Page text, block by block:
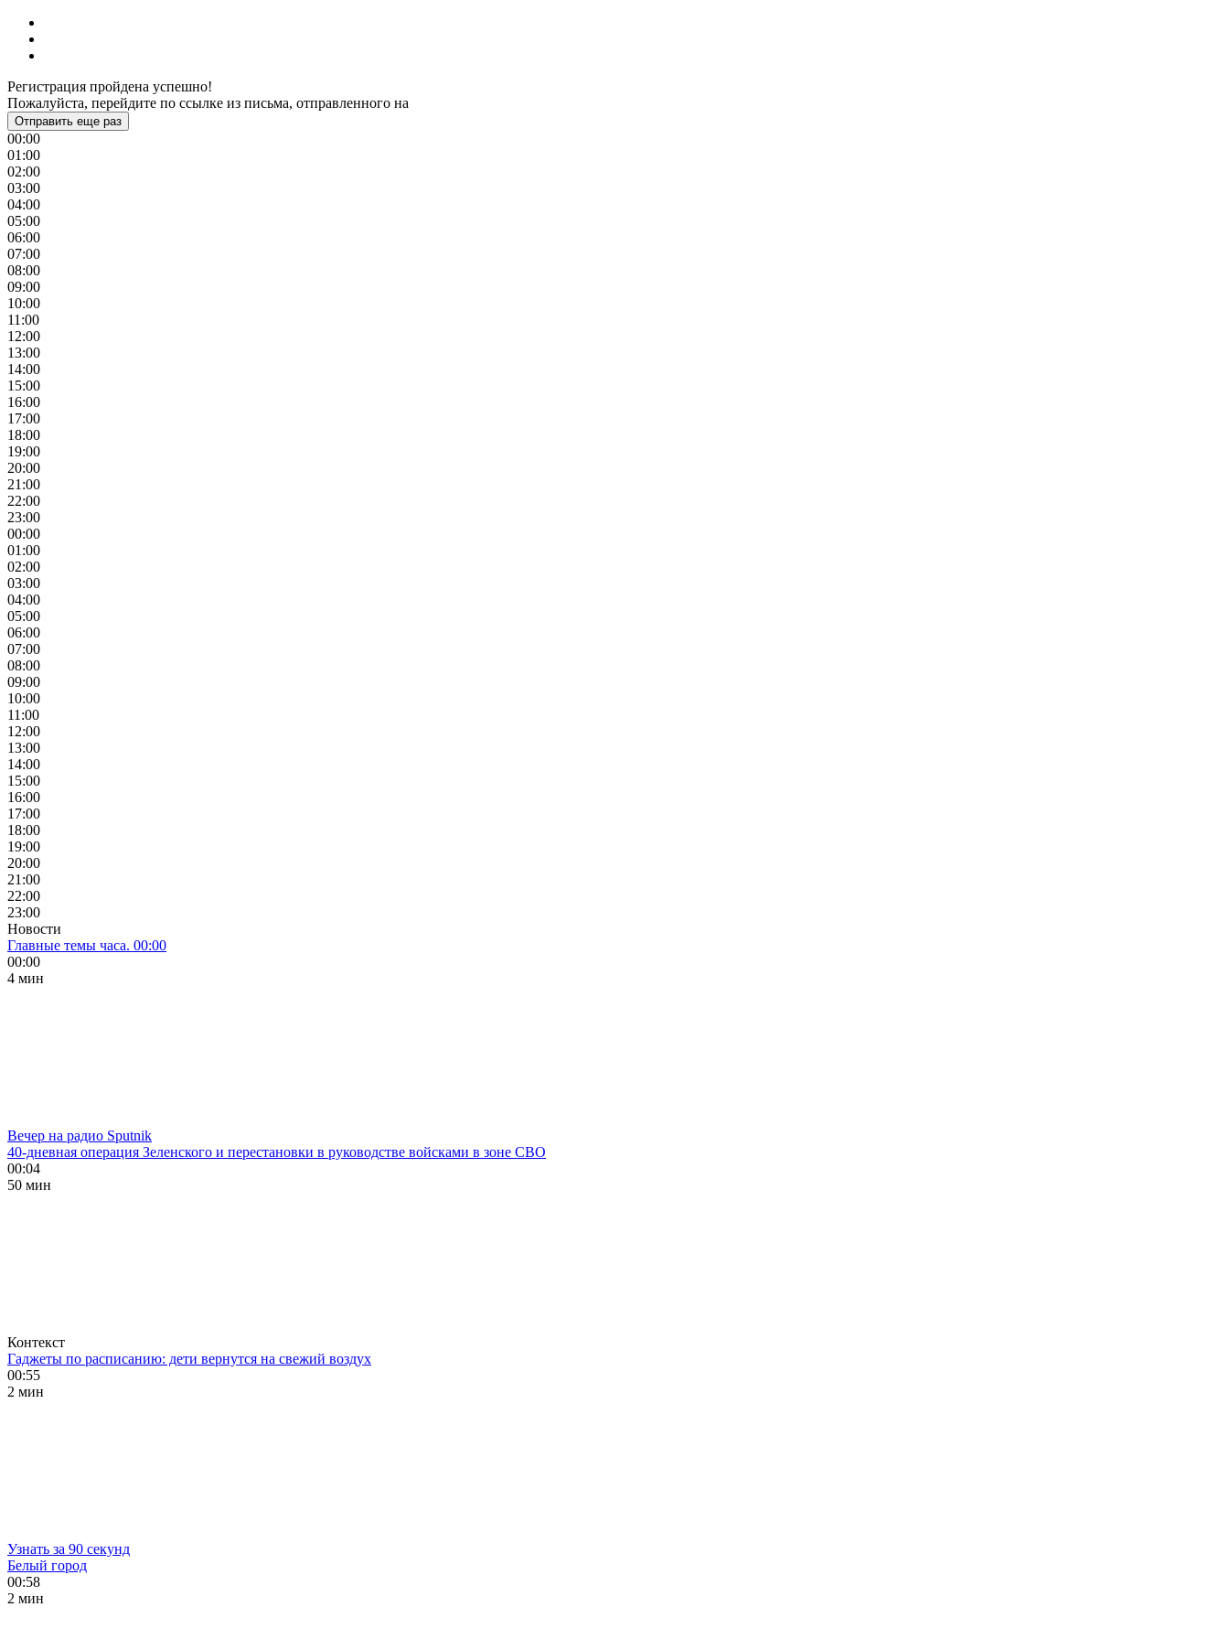
Регистрация пройдена успешно!
Пожалуйста, перейдите по ссылке из письма, отправленного на
Отправить еще раз
00:00
01:00
02:00
03:00
04:00
05:00
06:00
07:00
08:00
09:00
10:00
11:00
12:00
13:00
14:00
15:00
16:00
17:00
18:00
19:00
20:00
21:00
22:00
23:00
00:00
01:00
02:00
03:00
04:00
05:00
06:00
07:00
08:00
09:00
10:00
11:00
12:00
13:00
14:00
15:00
16:00
17:00
18:00
19:00
20:00
21:00
22:00
23:00
Новости
Главные темы часа. 00:00
00:00
4 мин
Вечер на радио Sputnik
40-дневная операция Зеленского и перестановки в руководстве войсками в зоне СВО
00:04
50 мин
Контекст
Гаджеты по расписанию: дети вернутся на свежий воздух
00:55
2 мин
Узнать за 90 секунд
Белый город
00:58
2 мин